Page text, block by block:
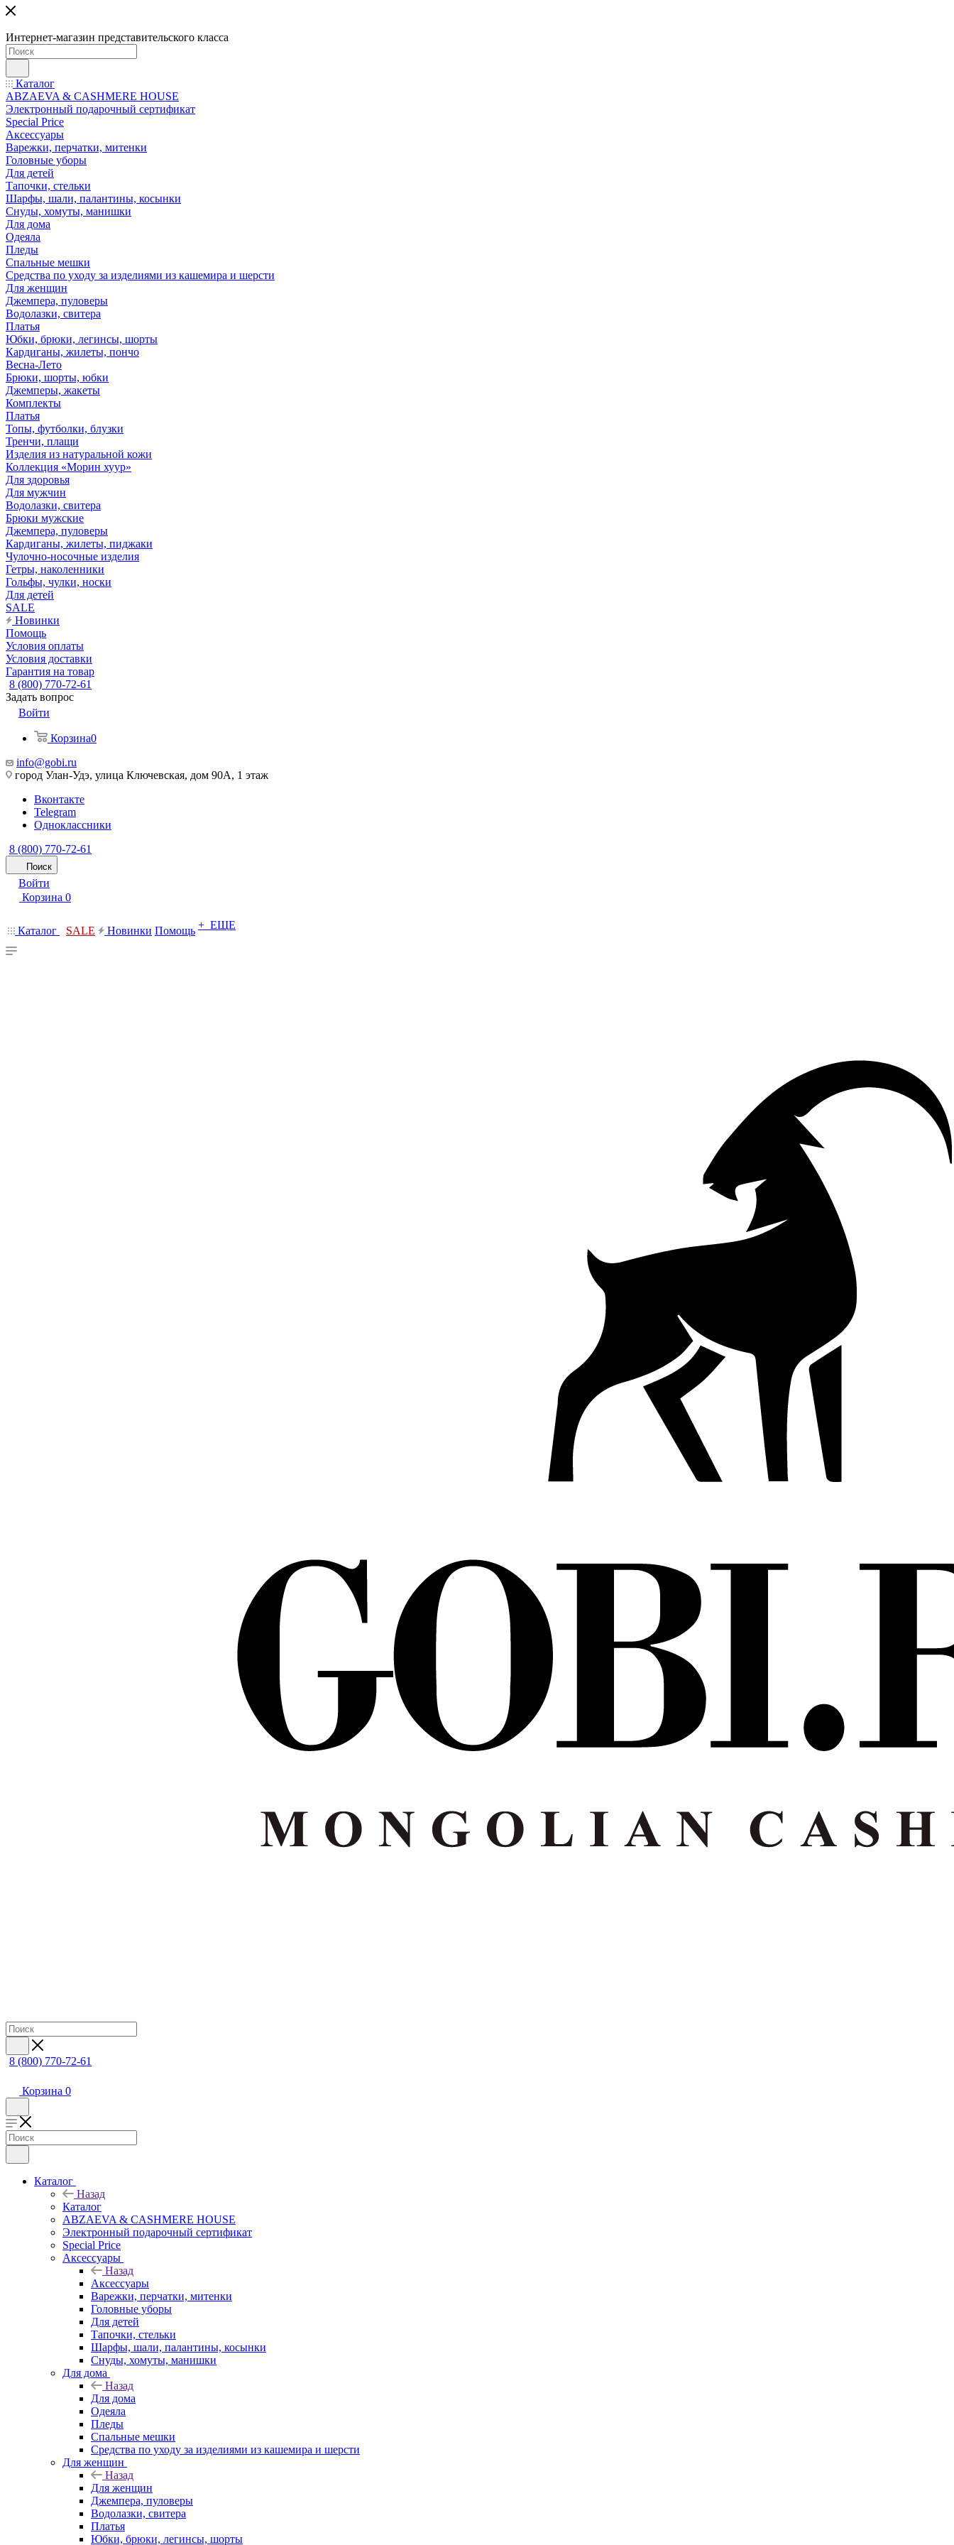
Интернет-магазин представительского класса
Каталог
ABZAEVA & CASHMERE HOUSE
Электронный подарочный сертификат
Special Price
Аксессуары
Варежки, перчатки, митенки
Головные уборы
Для детей
Тапочки, стельки
Шарфы, шали, палантины, косынки
Снуды, хомуты, манишки
Для дома
Одеяла
Пледы
Спальные мешки
Средства по уходу за изделиями из кашемира и шерсти
Для женщин
Джемпера, пуловеры
Водолазки, свитера
Платья
Юбки, брюки, легинсы, шорты
Кардиганы, жилеты, пончо
Весна-Лето
Брюки, шорты, юбки
Джемперы, жакеты
Комплекты
Платья
Топы, футболки, блузки
Тренчи, плащи
Изделия из натуральной кожи
Коллекция «Морин хуур»
Для здоровья
Для мужчин
Водолазки, свитера
Брюки мужские
Джемпера, пуловеры
Кардиганы, жилеты, пиджаки
Чулочно-носочные изделия
Гетры, наколенники
Гольфы, чулки, носки
Для детей
SALE
Новинки
Помощь
Условия оплаты
Условия доставки
Гарантия на товар
8 (800) 770-72-61
Задать вопрос
Войти
Корзина0
info@gobi.ru
город Улан-Удэ, улица Ключевская, дом 90А, 1 этаж
Вконтакте
Telegram
Одноклассники
8 (800) 770-72-61
Поиск
Войти
Корзина 0
Каталог SALE Новинки Помощь + ЕЩЕ
8 (800) 770-72-61
Корзина 0
Каталог
Назад
Каталог
ABZAEVA & CASHMERE HOUSE
Электронный подарочный сертификат
Special Price
Аксессуары
Назад
Аксессуары
Варежки, перчатки, митенки
Головные уборы
Для детей
Тапочки, стельки
Шарфы, шали, палантины, косынки
Снуды, хомуты, манишки
Для дома
Назад
Для дома
Одеяла
Пледы
Спальные мешки
Средства по уходу за изделиями из кашемира и шерсти
Для женщин
Назад
Для женщин
Джемпера, пуловеры
Водолазки, свитера
Платья
Юбки, брюки, легинсы, шорты